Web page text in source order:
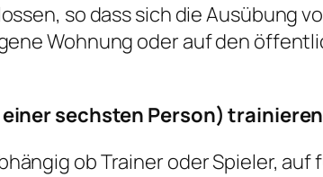
so dass sich die Ausübung
Wohnung oder auf den
sechsten Person)
ob Trainer oder Spieler, auf